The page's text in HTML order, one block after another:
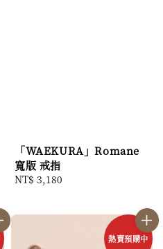
「WAEKURA」Romane
寬版 戒指
Regular
NT$ 3,180
熱賣預購中